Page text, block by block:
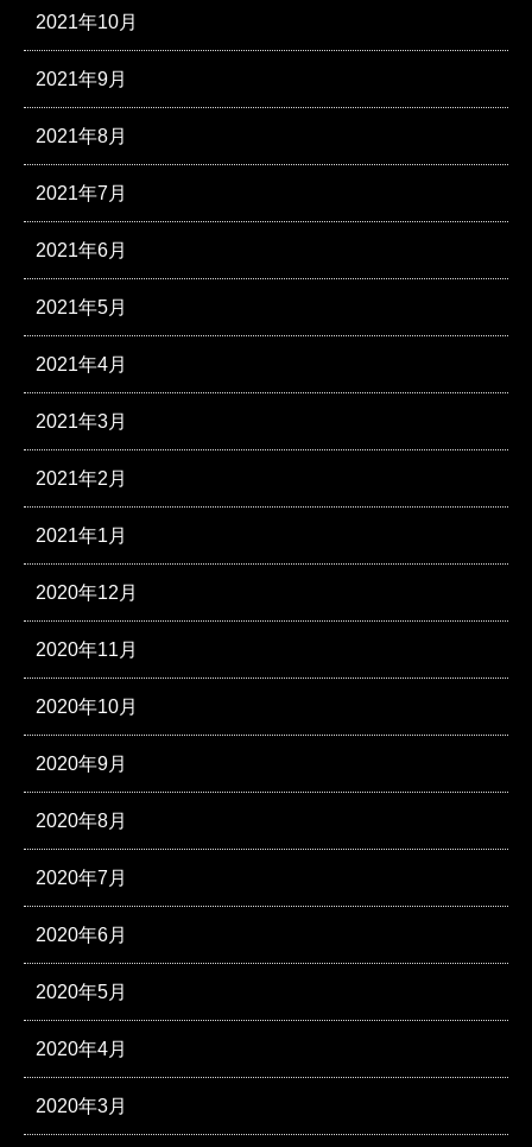
2021年10月
2021年9月
2021年8月
2021年7月
2021年6月
2021年5月
2021年4月
2021年3月
2021年2月
2021年1月
2020年12月
2020年11月
2020年10月
2020年9月
2020年8月
2020年7月
2020年6月
2020年5月
2020年4月
2020年3月